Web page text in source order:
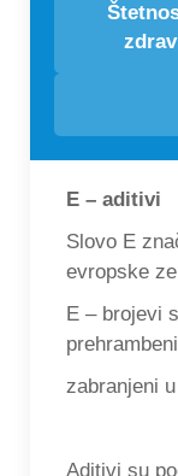
E – aditivi
Slovo E
evropske
E – brojevi
zabranjeni
Aditivi su